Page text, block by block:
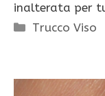
inalterata per
Categorie
Trucco Viso